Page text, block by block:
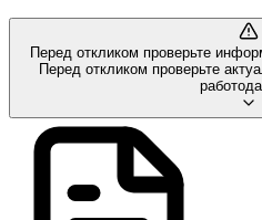
Перед откликом проверьте
Перед откликом проверьте